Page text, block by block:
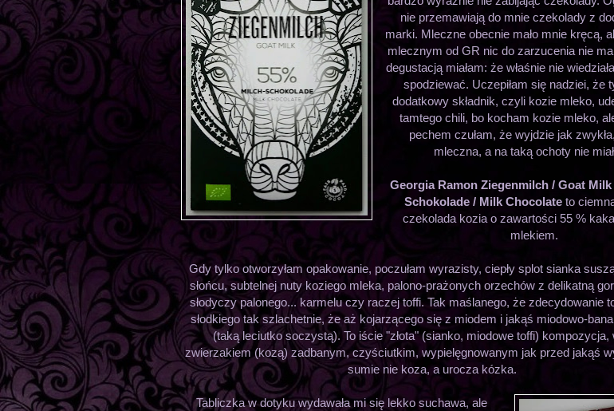
nie przemawiają do mnie czekolady z
marki. Mleczne obecnie mało mnie kręcą,
mlecznym od GR nic do zarzucenia nie
degustacją miałam: że właśnie nie
spodziewać. Uczepiłam się nadziei, że
dodatkowy składnik, czyli kozie mleko,
tamtego chili, bo kocham kozie mleko,
pechem czułam, że wyjdzie jak
mleczna, a na taką ochoty nie
Georgia Ramon Ziegenmilch / Goat Milk
Schokolade / Milk Chocolate to
czekolada kozia o zawartości 55 %
mlekiem.
Gdy tylko otworzyłam opakowanie, poczułam wyrazisty, ciepły splot sianka
słońcu, subtelnej nuty koziego mleka, palono-prażonych orzechów z delikatną
słodyczy palonego... karmelu czy raczej toffi. Tak maślanego, że zdecydowanie
słodkiego tak szlachetnie, że aż kojarzącego się z miodem i jakąś miodowo-
(taką leciutko soczystą). To iście "złota" (sianko, miodowe toffi) kompozycja,
zwierzakiem (kozą) zadbanym, czyściutkim, wypielęgnowanym jak przed jakąś
sumie nie koza, a urocza kózka.
Tabliczka w dotyku wydawała mi się lekko suchawa, ale